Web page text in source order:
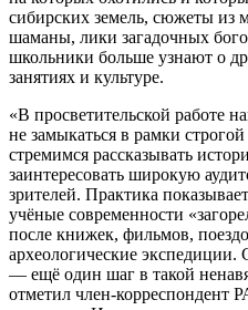
сибирских земель, сюжеты из
шаманы, лики загадочных
школьники больше узнают о
занятиях и культуре.
«В просветительской работе
не замыкаться в рамки
стремимся рассказывать
заинтересовать широкую
зрителей. Практика
учёные современности
после книжек, фильмов,
археологические экспедиции.
— ещё один шаг в такой
отметил член-корреспондент